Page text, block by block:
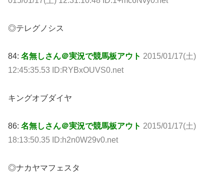
◎テレグノシス
84: 名無しさん＠実況で競馬板アウト 2015/01/17(土)
12:45:35.53 ID:RYBxOUVS0.net
キングオブダイヤ
86: 名無しさん＠実況で競馬板アウト 2015/01/17(土)
18:13:50.35 ID:h2n0W29v0.net
◎ナカヤマフェスタ